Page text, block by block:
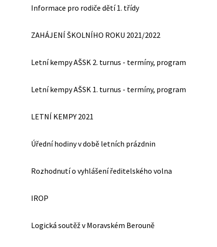
Informace pro rodiče dětí 1. třídy
ZAHÁJENÍ ŠKOLNÍHO ROKU 2021/2022
Letní kempy AŠSK 2. turnus - termíny, program
Letní kempy AŠSK 1. turnus - termíny, program
LETNÍ KEMPY 2021
Úřední hodiny v době letních prázdnin
Rozhodnutí o vyhlášení ředitelského volna
IROP
Logická soutěž v Moravském Berouně